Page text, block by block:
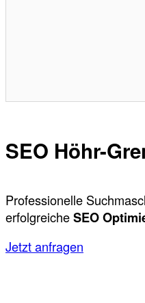
SEO Höhr-
Professionelle
erfolgreicheSEO
Jetzt anfragen